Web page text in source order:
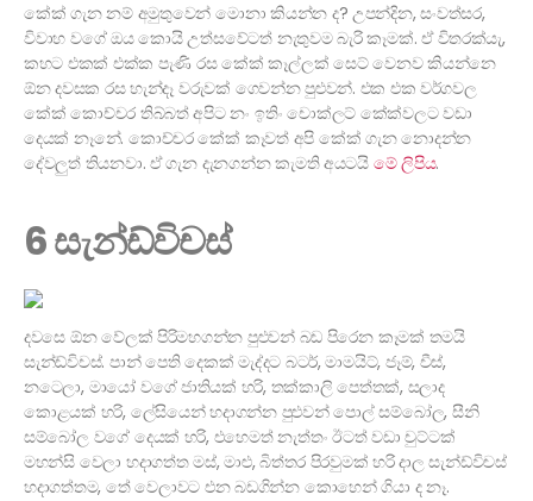
කේක් ගැන නම් අමුතුවෙන් මොනා කියන්න ද? උපන්දින, සංවත්සර,
විවාහ වගේ ඔය කොයි උත්සවේටත් නැතුවම බැරි කෑමක්. ඒ විතරක්යැ,
කහට එකක් එක්ක පැණි රස කේක් කෑල්ලක් සෙට් වෙනව කියන්නෙ
ඕන දවසක රස හැන්දෑ වරුවක් ගෙවන්න පුළුවන්. එක එක වර්ගවල
කේක් කොච්චර තිබ්බත් අපිට නං ඉතිං චොක්ලට් කේක්වලට වඩා
දෙයක් නෑනේ. කොච්චර කේක් කෑවත් අපි කේක් ගැන නොදන්න
දේවලුත් තියනවා. ඒ ගැන දැනගන්න කැමති අයටයි මේ ලිපිය.
6 සැන්ඩ්විචස්
දවසෙ ඕන වේලක් පිරිමහගන්න පුළුවන් බඩ පිරෙන කෑමක් තමයි
සැන්ඩ්විචස්. පාන් පෙති දෙකක් මැද්දට බටර්, මාමයිට්, ජෑම්, චීස්,
නටෙලා, මායෝ වගේ ජාතියක් හරි, තක්කාලි පෙත්තක්, සලාද
කොළයක් හරි, ලේසියෙන් හදාගන්න පුළුවන් පොල් සම්බෝල, සීනි
සම්බෝල වගේ දෙයක් හරි, එහෙමත් නැත්තං ඊටත් වඩා චුට්ටක්
මහන්සි වෙලා හදාගත්ත මස්, මාළු, බිත්තර පිරවුමක් හරි දාල සැන්ඩ්විචස්
හදාගත්තම, තේ වෙලාවට එන බඩගින්න කොහෙන් ගියා ද නෑ.